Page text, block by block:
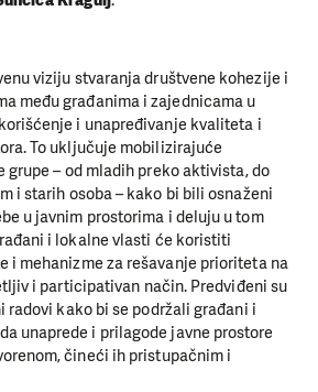
viziju stvaranja društvene kohezije i
među građanima i zajednicama u
i unapređivanje kvaliteta i
To uključuje mobilizirajuće
– od mladih preko aktivista, do
i starih osoba – kako bi bili osnaženi
u javnim prostorima i deluju u tom
i lokalne vlasti će koristiti
i mehanizme za rešavanje prioriteta na
i participativan način. Predviđeni su
kako bi se podržali građani i
unaprede i prilagode javne prostore
čineći ih pristupačnim i